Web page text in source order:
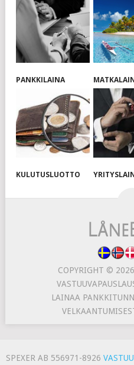
PANKKILAINA
KULUTUSLUOTTO
COPYRIGHT © 2026
LAINAA
SPEXER AB 556971-8926